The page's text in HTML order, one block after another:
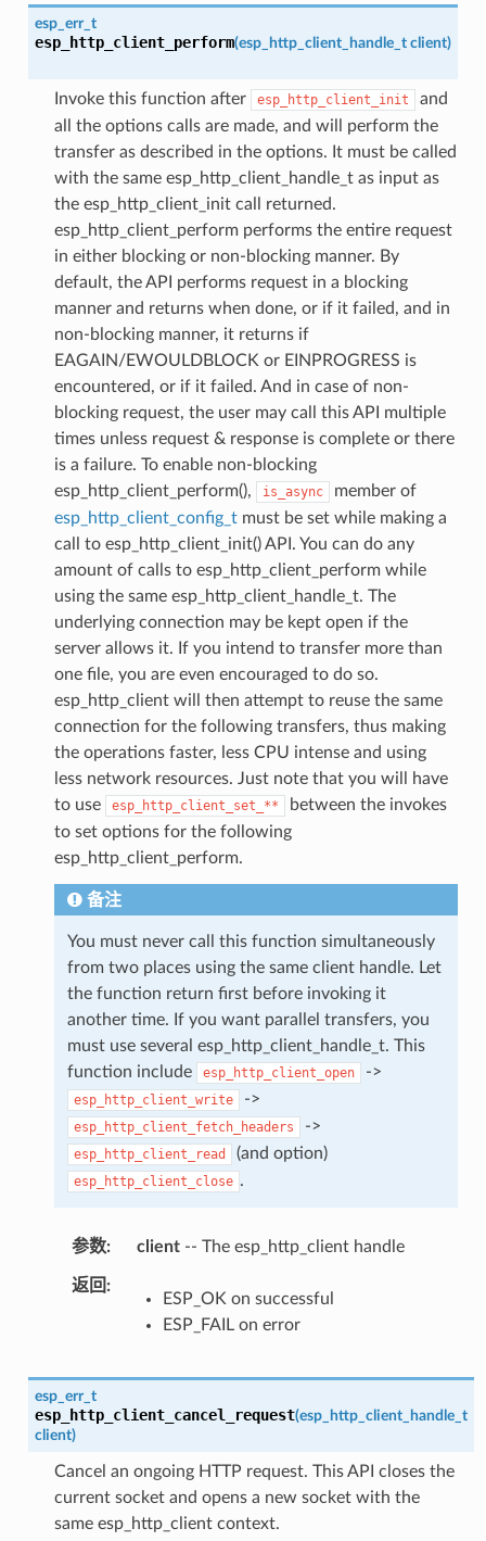
esp_err_t
esp_http_client_perform(esp_http_client_handle_t client)
Invoke this function after esp_http_client_init
and
all the options calls are made, and will perform the
transfer as described in the options. It must be called
with the same esp_http_client_handle_t as input as
the esp_http_client_init call returned.
esp_http_client_perform performs the entire request
in either blocking or non-blocking manner. By
default, the API performs request in a blocking
manner and returns when done, or if it failed, and in
non-blocking manner, it returns if
EAGAIN/EWOULDBLOCK or EINPROGRESS is
encountered, or if it failed. And in case of non-
blocking request, the user may call this API multiple
times unless request & response is complete or there
is a failure. To enable non-blocking
esp_http_client_perform(),
is_async
member of
esp_http_client_config_tmust be set while making a
call to esp_http_client_init() API. You can do any
amount of calls to esp_http_client_perform while
using the same esp_http_client_handle_t. The
underlying connection may be kept open if the
server allows it. If you intend to transfer more than
one file, you are even encouraged to do so.
esp_http_client will then attempt to reuse the same
connection for the following transfers, thus making
the operations faster, less CPU intense and using
less network resources. Just note that you will have
to use
esp_http_client_set_**
between the invokes
to set options for the following
esp_http_client_perform.
备注
You must never call this function simultaneously
from two places using the same client handle. Let
the function return first before invoking it
another time. If you want parallel transfers, you
must use several esp_http_client_handle_t. This
function include
esp_http_client_open ->
esp_http_client_write ->
esp_http_client_fetch_headers ->
esp_http_client_read (and option)
esp_http_client_close .
参数 client-- The esp_http_client handle
返回
ESP_OK on successful
ESP_FAIL on error
esp_err_t
esp_http_client_cancel_request(esp_http_client_handle_t
client)
Cancel an ongoing HTTP request. This API closes the
current socket and opens a new socket with the
same esp_http_client context.